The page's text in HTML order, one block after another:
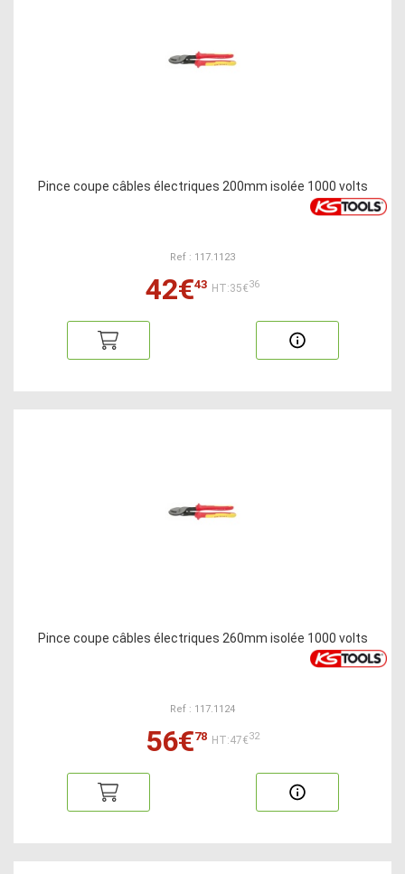
Pince coupe câbles électriques 200mm isolée 1000 volts
Ref : 117.1123
42€43 HT:35€36
Pince coupe câbles électriques 260mm isolée 1000 volts
Ref : 117.1124
56€78 HT:47€32